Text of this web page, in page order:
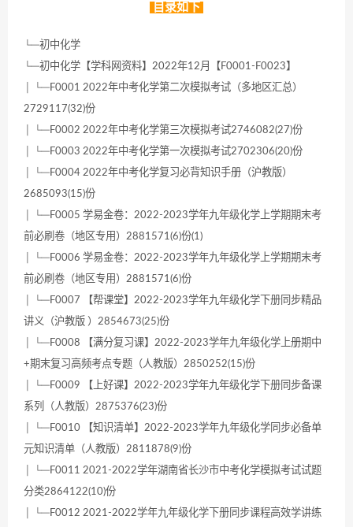
目录如下
└─初中化学
└─初中化学【学科网资料】2022年12月【F0001-F0023】
│ └─F0001 2022年中考化学第二次模拟考试（多地区汇总）
2729117(32)份
│ └─F0002 2022年中考化学第三次模拟考试2746082(27)份
│ └─F0003 2022年中考化学第一次模拟考试2702306(20)份
│ └─F0004 2022年中考化学复习必背知识手册（沪教版）
2685093(15)份
│ └─F0005 学易金卷：2022-2023学年九年级化学上学期期末考
前必刷卷（地区专用）2881571(6)份(1)
│ └─F0006 学易金卷：2022-2023学年九年级化学上学期期末考
前必刷卷（地区专用）2881571(6)份
│ └─F0007 【帮课堂】2022-2023学年九年级化学下册同步精品
讲义（沪教版 ）2854673(25)份
│ └─F0008 【满分复习课】2022-2023学年九年级化学上册期中
+期末复习高频考点专题（人教版）2850252(15)份
│ └─F0009 【上好课】2022-2023学年九年级化学下册同步备课
系列（人教版）2875376(23)份
│ └─F0010 【知识清单】2022-2023学年九年级化学同步必备单
元知识清单（人教版）2811878(9)份
│ └─F0011 2021-2022学年湖南省长沙市中考化学模拟考试试题
分类2864122(10)份
│ └─F0012 2021-2022学年九年级化学下册同步课程高效学讲练